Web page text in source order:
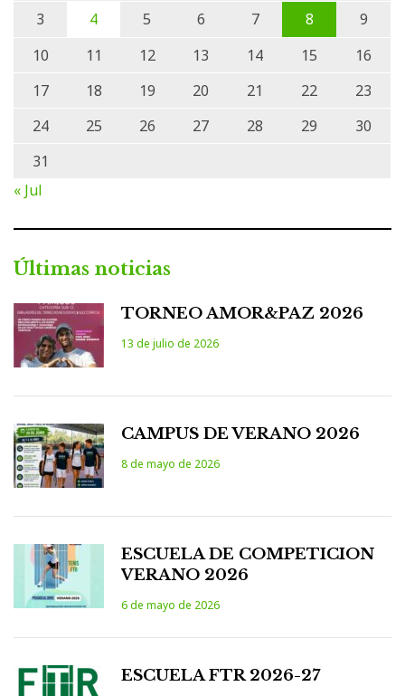
3
4 5 6 7 8
9
10
11 12 13 14 15
16
17
18 19 20 21 22
23
24
25 26 27 28 29
30
31
« Jul
Últimas noticias
TORNEO AMOR&PAZ 2026
13 de julio de 2026
CAMPUS DE VERANO 2026
8 de mayo de 2026
ESCUELA DE COMPETICION
VERANO 2026
6 de mayo de 2026
ESCUELA FTR 2026-27